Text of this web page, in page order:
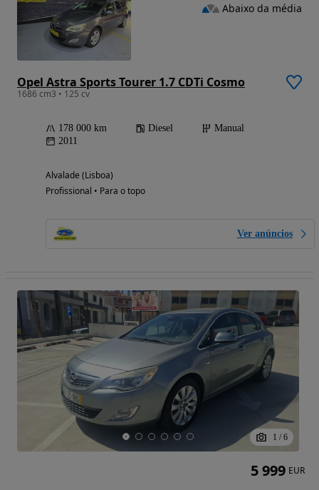
Opel Astra Sports Tourer 1.7 CDTi Cosmo
1686 cm3 • 125 cv
178 000 km Diesel
Manual
2011
Alvalade (Lisboa)
Profissional • Para o topo
Ver anúncios
Abaixo da média
1 / 6
5 999 EUR